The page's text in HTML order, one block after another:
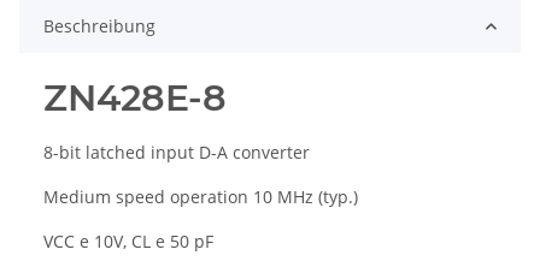
Beschreibung
ZN428E-8
8-bit latched input D-A converter
Medium speed operation 10 MHz (typ.)
VCC e 10V, CL e 50 pF